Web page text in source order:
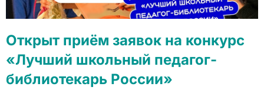
Открыт приём заявок на конкурс
«Лучший школьный педагог-
библиотекарь России»